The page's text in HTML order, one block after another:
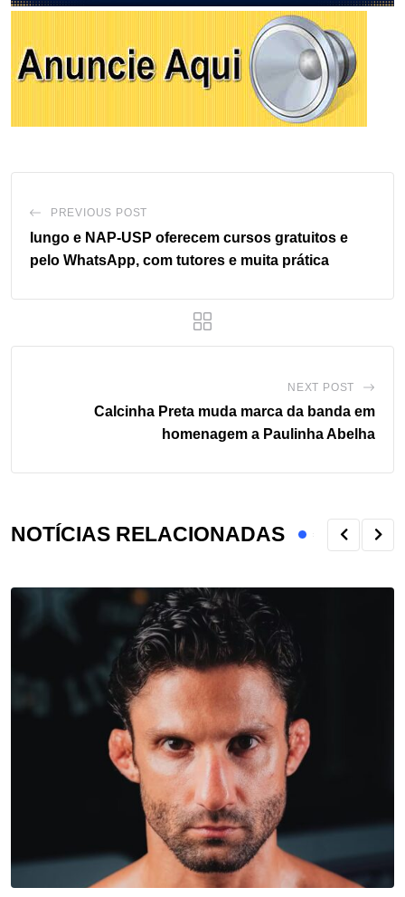
PREVIOUS POST
Iungo e NAP-USP oferecem cursos gratuitos e
pelo WhatsApp, com tutores e muita prática
NEXT POST
Calcinha Preta muda marca da banda em
homenagem a Paulinha Abelha
NOTÍCIAS RELACIONADAS